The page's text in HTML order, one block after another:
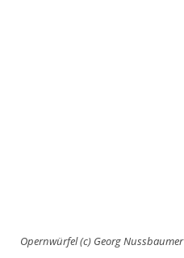
Opernwürfel (c) Georg Nussbaumer